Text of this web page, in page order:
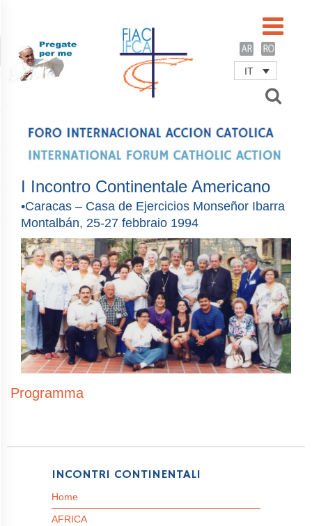
IT
I Incontro Continentale Americano
•Caracas – Casa de Ejercicios Monseñor Ibarra
Montalbán, 25-27 febbraio 1994
Programma
INCONTRI CONTINENTALI
Home
AFRICA
Password